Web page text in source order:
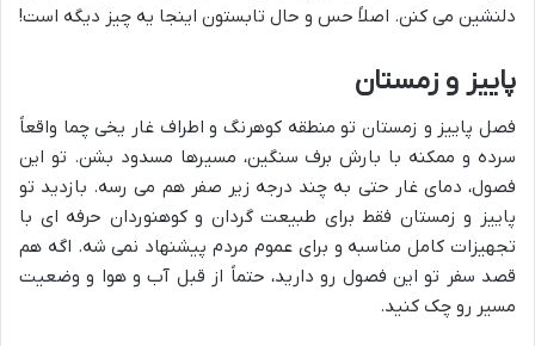
دلنشین می کنن. اصلاً حس و حال تابستون اینجا یه چیز دیگه است!
پاییز و زمستان
فصل پاییز و زمستان تو منطقه کوهرنگ و اطراف غار یخی چما واقعاً
سرده و ممکنه با بارش برف سنگین، مسیرها مسدود بشن. تو این
فصول، دمای غار حتی به چند درجه زیر صفر هم می رسه. بازدید تو
پاییز و زمستان فقط برای طبیعت گردان و کوهنوردان حرفه ای با
تجهیزات کامل مناسبه و برای عموم مردم پیشنهاد نمی شه. اگه هم
قصد سفر تو این فصول رو دارید، حتماً از قبل آب و هوا و وضعیت
مسیر رو چک کنید.